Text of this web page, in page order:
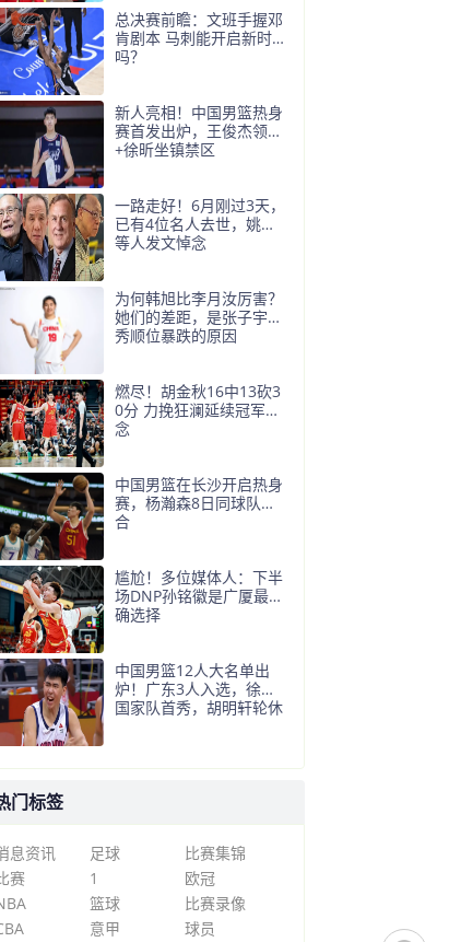
总决赛前瞻：文班手握邓
肯剧本 马刺能开启新时代
吗？
新人亮相！中国男篮热身
赛首发出炉，王俊杰领衔
+徐昕坐镇禁区
一路走好！6月刚过3天，
已有4位名人去世，姚明
等人发文悼念
为何韩旭比李月汝厉害？
她们的差距，是张子宇选
秀顺位暴跌的原因
燃尽！胡金秋16中13砍3
0分 力挽狂澜延续冠军悬
念
中国男篮在长沙开启热身
赛，杨瀚森8日同球队会
合
尴尬！多位媒体人：下半
场DNP孙铭徽是广厦最正
确选择
中国男篮12人大名单出
炉！广东3人入选，徐昕
国家队首秀，胡明轩轮休
门标签
息资讯 足球
比赛集锦
赛
1
欧冠
篮球
比赛录像
意甲 球员